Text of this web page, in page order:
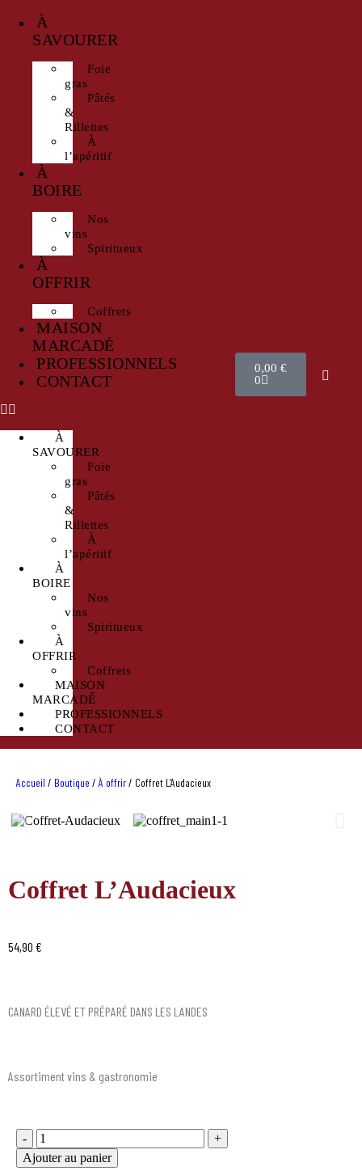
À
SAVOURER
Foie
gras
Pâtés
&
Rillettes
À
l’apéritif
À
BOIRE
Nos
vins
Spiritueux
À
OFFRIR
Coffrets
MAISON
MARCADÉ
PROFESSIONNELS
CONTACT
À
SAVOURER
Foie
gras
Pâtés
&
Rillettes
À
l’apéritif
À
BOIRE
Nos
vins
Spiritueux
À
OFFRIR
Coffrets
MAISON
MARCADÉ
PROFESSIONNELS
CONTACT
0,00€
0
Accueil / Boutique / À offrir/ Coffret L’Audacieux
Coffret L’Audacieux
54,90 €
CANARD ÉLEVÉ ET PRÉPARÉ DANS LES LANDES
Assortiment vins & gastronomie
-
+
Ajouter au panier